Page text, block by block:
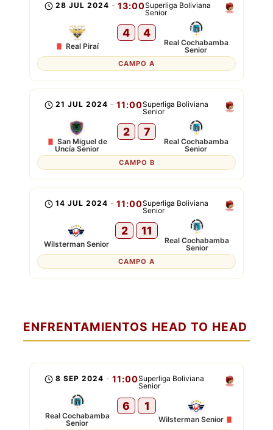
Superliga Boliviana
Senior
28 JUL 2024 - 13:00
Real Piraí
4 4
Real Cochabamba
Senior
CAMPO A
Superliga Boliviana
Senior
21 JUL 2024 - 11:00
San Miguel de
Uncía Senior
2 7
Real Cochabamba
Senior
CAMPO B
Superliga Boliviana
Senior
14 JUL 2024 - 11:00
Wilsterman Senior
2 11
Real Cochabamba
Senior
CAMPO A
ENFRENTAMIENTOS HEAD TO HEAD
Superliga Boliviana
Senior
8 SEP 2024 - 11:00
Real Cochabamba
Senior
6 1
Wilsterman Senior